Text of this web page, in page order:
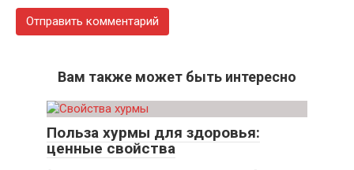
Вам также может быть интересно
Польза хурмы для здоровья:
ценные свойства